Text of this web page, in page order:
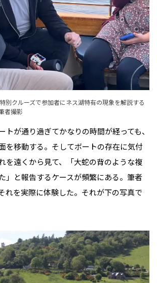
別クルーズで参加者にネス湖特有の現象を解説する
者撮影
が通り過ぎてかなりの時間が経っても、
を移動する。そしてボートの存在に気付
を遠くから見て、「大蛇の背のような複
」と報告するケースが頻繁にある。筆者
れを実際に体験した。それが下の写真で